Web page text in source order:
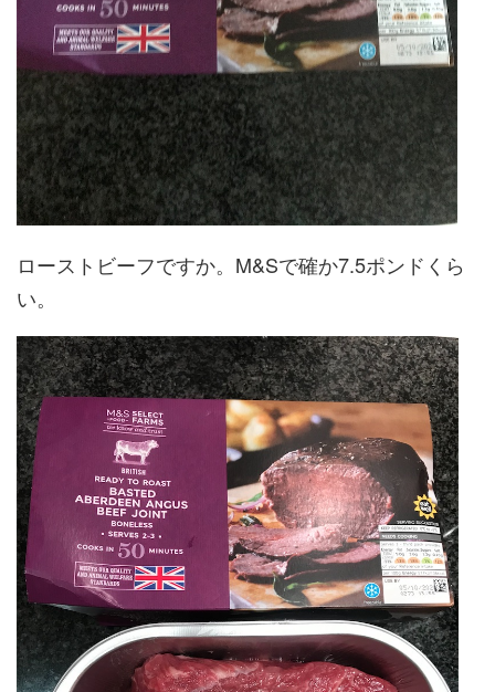
ローストビーフですか。M&Sで確か7.5ポンドくら
い。